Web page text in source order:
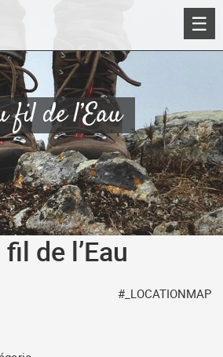
☰
fil de l’Eau
de l’Eau
#_LOCATIONMAP